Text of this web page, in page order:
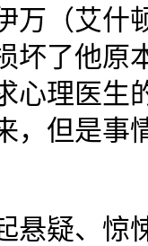
万（艾什
坏了他原
心理医生
，但是事
悬疑、惊